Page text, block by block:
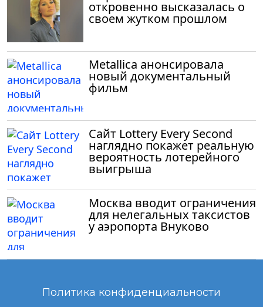
откровенно высказалась о
своем жутком прошлом
Metallica анонсировала
новый документальный
фильм
Сайт Lottery Every Second
наглядно покажет реальную
вероятность лотерейного
выигрыша
Москва вводит ограничения
для нелегальных таксистов
у аэропорта Внуково
Политика конфиденциальности